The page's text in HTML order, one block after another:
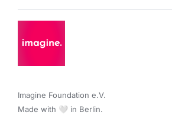
Imagine Foundation e.V.
Made with 🤍 in Berlin.